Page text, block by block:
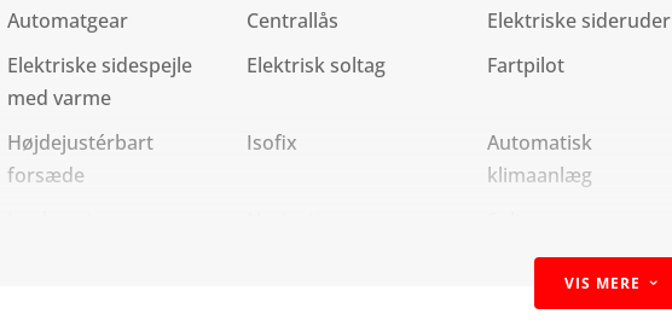
30 minutter
Automatgear Centrallås
Elektriske sideruder
Elektriske sidespejle
med varme
Elektrisk soltag Fartpilot
Højdejustérbart
forsæde
Isofix
Automatisk
klimaanlæg
Tågelygter
VIS MERE 3